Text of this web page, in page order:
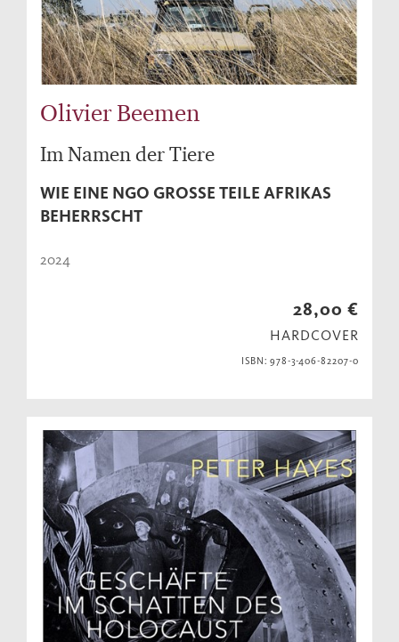
Olivier Beemen
Im Namen der Tiere
WIE EINE NGO GROSSE TEILE AFRIKAS B
EHERRSCHT
2024
28,00 €
HARDCOVER
ISBN: 978-3-406-82207-0